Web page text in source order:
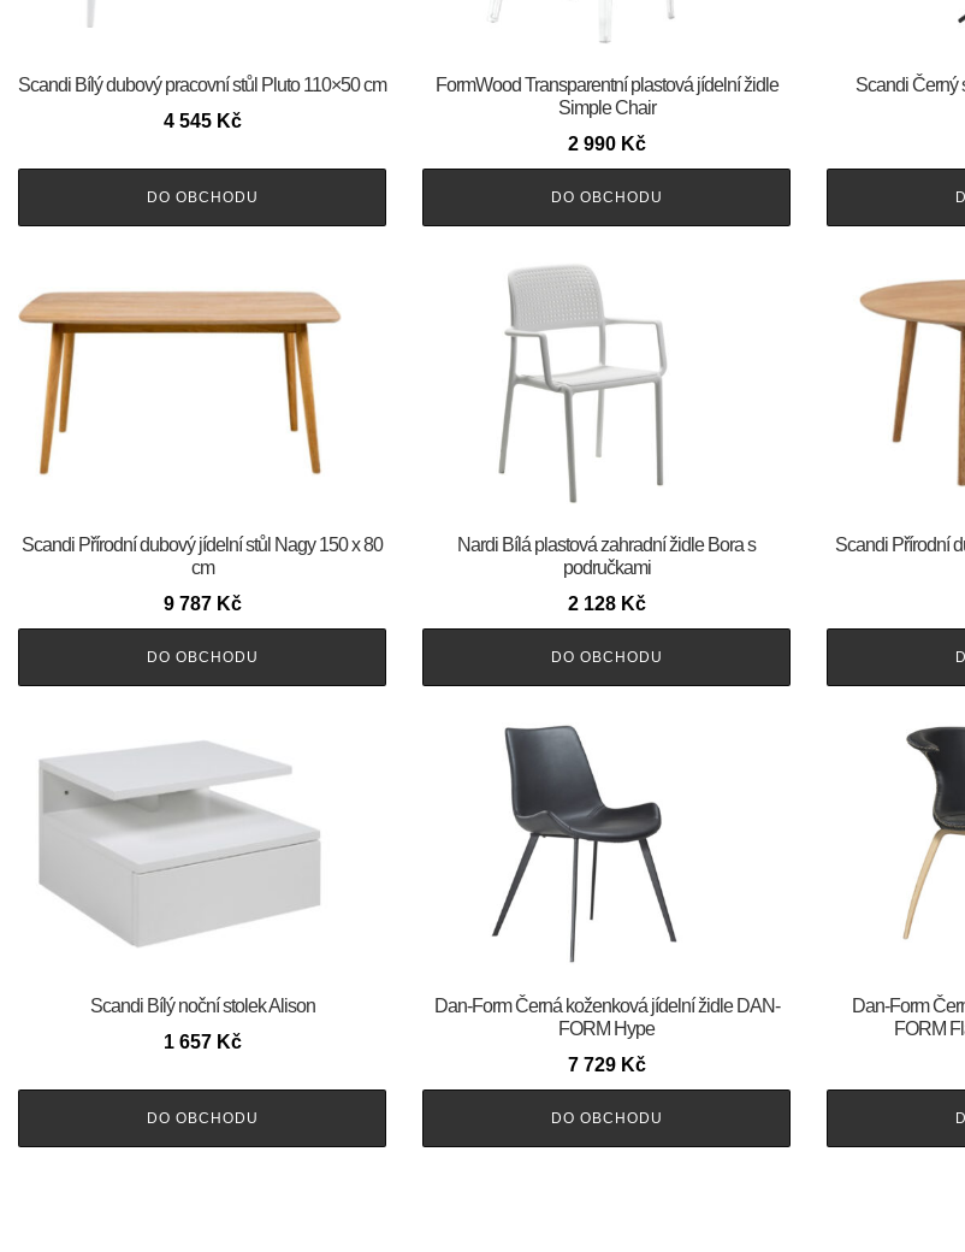
Scandi Bílý dubový pracovní stůl Pluto 110×50 cm
4 545 Kč
DO OBCHODU
FormWood Transparentní plastová jídelní židle
Simple Chair
2 990 Kč
DO OBCHODU
Scandi Černý
Scandi Přírodní dubový jídelní stůl Nagy 150 x 80
cm
9 787 Kč
DO OBCHODU
Nardi Bílá plastová zahradní židle Bora s
područkami
2 128 Kč
DO OBCHODU
Scandi Přírodní
Scandi Bílý noční stolek Alison
1 657 Kč
DO OBCHODU
​​​​​Dan-Form Černá koženková jídelní židle DAN-
FORM Hype
7 729 Kč
DO OBCHODU
​​​​​Dan-Form
FORM